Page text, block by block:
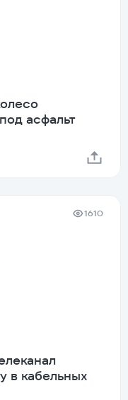
асфальт
1610
в кабельных